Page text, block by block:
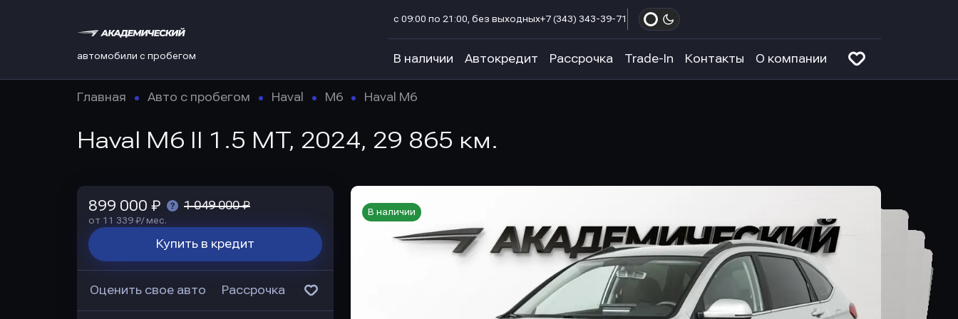
автомобили с пробегом
с 09:00 по 21:00, без выходных+7 (343) 343-39-71
В наличии Автокредит Рассрочка Trade-In Контакты О компании
Главная Авто с пробегом Haval M6 Haval M6
Haval M6 II 1.5 MT, 2024, 29 865 км.
В наличии
899 000 ₽ 1 049 000 ₽
от 11 339 ₽/ мес.
Купить в кредит
Оценить свое авто Рассрочка